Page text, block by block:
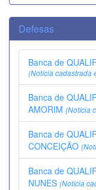
Defesas
Banca de
(Notícia cadastrada
Banca de
AMORIM (Notícia
Banca de
CONCEIÇÃO
Banca de
NUNES (Notícia